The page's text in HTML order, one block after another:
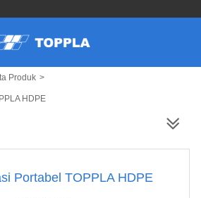
Produk >
HDPE
Portabel TOPPLA HDPE